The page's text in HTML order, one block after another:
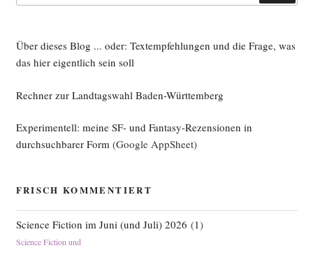
Über dieses Blog ... oder: Textempfehlungen und die Frage, was
das hier eigentlich sein soll
Rechner zur Landtagswahl Baden-Württemberg
Experimentell: meine SF- und Fantasy-Rezensionen in
durchsuchbarer Form(Google AppSheet)
FRISCH KOMMENTIERT
Science Fiction im Juni (und Juli) 2026 (1)
Science Fiction und